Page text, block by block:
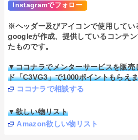
Instagramでフォロー
※ヘッダー及びアイコンで使用してい
googleが作成、提供しているコンテ
たものです。
▼ココナラでメンターサービスを販売
ド「C3VG3」で1000ポイントもらえ
ココナラで相談する
▼欲しい物リスト
Amazon欲しい物リスト